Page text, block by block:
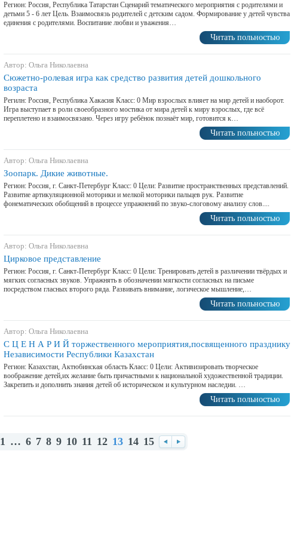
Регион: Россия, Республика Татарстан Сценарий тематического мероприятия с родителями и
детьми 5 - 6 лет Цель. Взаимосвязь родителей с детским садом. Формирование у детей чувства
единения с родителями. Воспитание любви и уважения…
Читать польностью
Автор: Ольга Николаевна
Сюжетно-ролевая игра как средство развития детей дошкольного
возраста
Регилн: Россия, Республика Хакасия Класс: 0 Мир взрослых влияет на мир детей и наоборот.
Игра выступает в роли своеобразного мостика от мира детей к миру взрослых, где всё
переплетено и взаимосвязано. Через игру ребёнок познаёт мир, готовится к…
Читать польностью
Автор: Ольга Николаевна
Зоопарк. Дикие животные.
Регион: Россия, г. Санкт-Петербург Класс: 0 Цели: Развитие пространственных представлений.
Развитие артикуляционной моторики и мелкой моторики пальцев рук. Развитие
фонематических обобщений в процессе упражнений по звуко-слоговому анализу слов....
Читать польностью
Автор: Ольга Николаевна
Цирковое представление
Регион: Россия, г. Санкт-Петербург Класс: 0 Цели: Тренировать детей в различении твёрдых и
мягких согласных звуков. Упражнять в обозначении мягкости согласных на письме
посредством гласных второго ряда. Развивать внимание, логическое мышление,…
Читать польностью
Автор: Ольга Николаевна
С Ц Е Н А Р И Й торжественного мероприятия,посвященного празднику
Независимости Республики Казахстан
Регион: Казахстан, Актюбинская область Класс: 0 Цели: Активизировать творческое
воображение детей,их желание быть причастными к национальной художественной традиции.
Закрепить и дополнить знания детей об историческом и культурном наследии. …
Читать польностью
1 … 6 7 8 9 10 11 12 13 14 15